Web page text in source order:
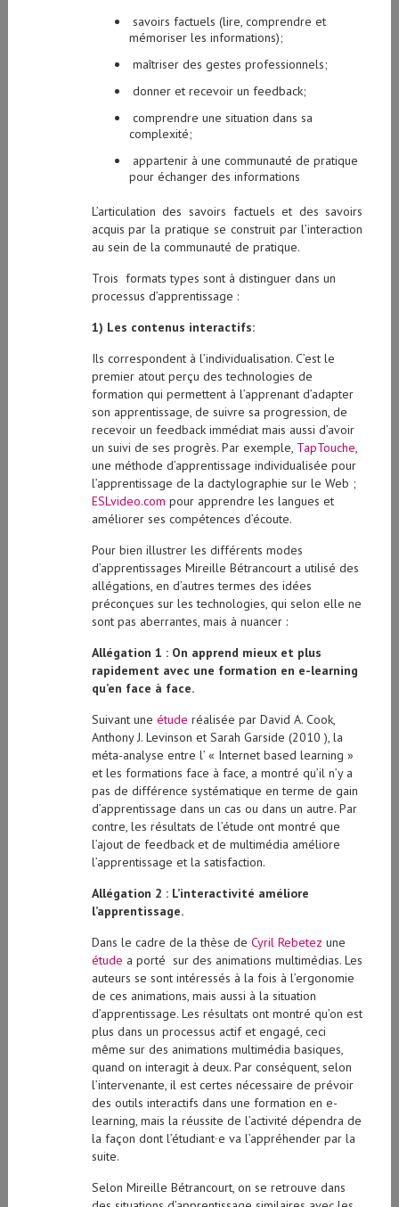
savoirs factuels (lire, comprendre et
mémoriser les informations);
maîtriser des gestes professionnels;
donner et recevoir un feedback;
comprendre une situation dans sa
complexité;
appartenir à une communauté de pratique
pour échanger des informations
L’articulation des savoirs factuels et des savoirs
acquis par la pratique se construit par l’interaction
au sein de la communauté de pratique.
Trois formats types sont à distinguer dans un
processus d’apprentissage :
1) Les contenus interactifs:
Ils correspondent à l’individualisation. C’est le
premier atout perçu des technologies de
formation qui permettent à l’apprenant d’adapter
son apprentissage, de suivre sa progression, de
recevoir un feedback immédiat mais aussi d’avoir
un suivi de ses progrès. Par exemple, TapTouche,
une méthode d’apprentissage individualisée pour
l’apprentissage de la dactylographie sur le Web ;
ESLvideo.com pour apprendre les langues et
améliorer ses compétences d’écoute.
Pour bien illustrer les différents modes
d’apprentissages Mireille Bétrancourt a utilisé des
allégations, en d’autres termes des idées
préconçues sur les technologies, qui selon elle ne
sont pas aberrantes, mais à nuancer :
Allégation 1 : On apprend mieux et plus
rapidement avec une formation en e-learning
qu’en face à face.
Suivant une étude réalisée par David A. Cook,
Anthony J. Levinson et Sarah Garside (2010 ), la
méta-analyse entre l’ « Internet based learning »
et les formations face à face, a montré qu’il n’y a
pas de différence systématique en terme de gain
d’apprentissage dans un cas ou dans un autre. Par
contre, les résultats de l’étude ont montré que
l’ajout de feedback et de multimédia améliore
l’apprentissage et la satisfaction.
Allégation 2 : L’interactivité améliore
l’apprentissage.
Dans le cadre de la thèse de Cyril Rebetez une
étude a porté sur des animations multimédias. Les
auteurs se sont intéressés à la fois à l’ergonomie
de ces animations, mais aussi à la situation
d’apprentissage. Les résultats ont montré qu’on est
plus dans un processus actif et engagé, ceci
même sur des animations multimédia basiques,
quand on interagit à deux. Par conséquent, selon
l’intervenante, il est certes nécessaire de prévoir
des outils interactifs dans une formation en e-
learning, mais la réussite de l’activité dépendra de
la façon dont l’étudiant∙e va l’appréhender par la
suite.
Selon Mireille Bétrancourt, on se retrouve dans